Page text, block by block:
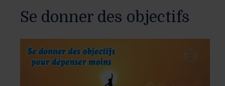
Se donner des objectifs